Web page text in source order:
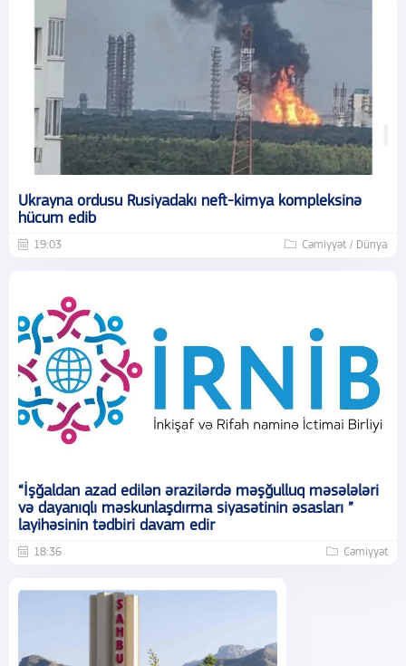
Ukrayna ordusu Rusiyadakı neft-kimya kompleksinə
hücum edib
19:03 Cəmiyyət / Dünya
“İşğaldan azad edilən ərazilərdə məşğulluq məsələləri
və dayanıqlı məskunlaşdırma siyasətinin əsasları ”
layihəsinin tədbiri davam edir
18:36 Cəmiyyət